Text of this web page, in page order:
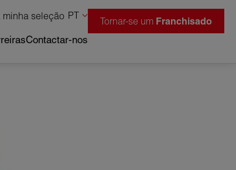
minha seleção PT
Contactar-nos
Tornar-se um Franchisado